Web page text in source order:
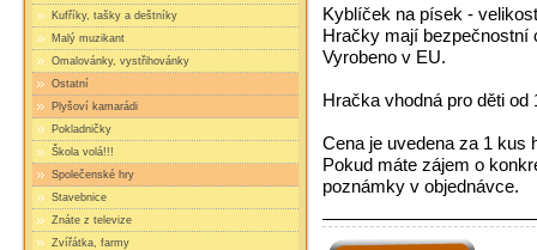
Kufříky, tašky a deštníky
Malý muzikant
Omalovánky, vystřihovánky
Ostatní
Plyšoví kamarádi
Pokladničky
Škola volá!!!
Společenské hry
Stavebnice
Znáte z televize
Zvířátka, farmy
Kyblíček na písek -
Hračky mají bezpečnostní
Vyrobeno v EU.
Hračka vhodná pro děti od
Cena je uvedena za 1 kus
Pokud máte zájem o
poznámky v objednávce.